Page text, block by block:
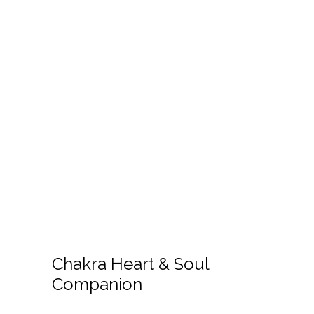
Chakra Heart & Soul
Companion